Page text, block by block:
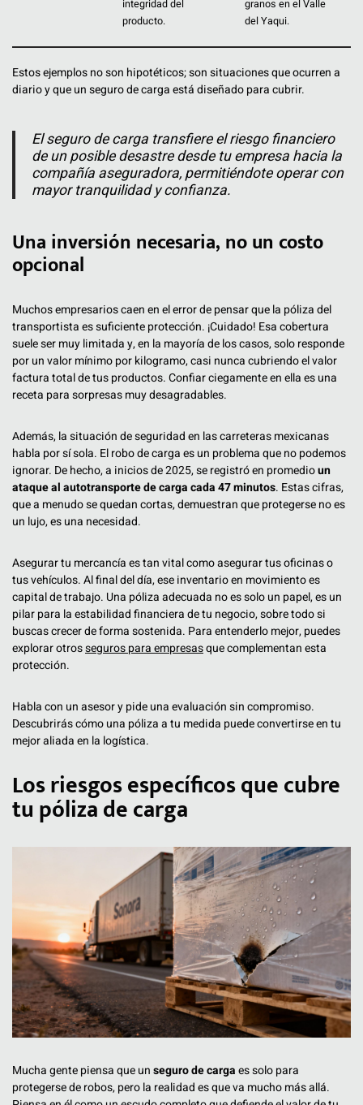
integridad del
producto.
granos en el Valle
del Yaqui.
Estos ejemplos no son hipotéticos; son situaciones que ocurren a
diario y que un seguro de carga está diseñado para cubrir.
El seguro de carga transfiere el riesgo financiero
de un posible desastre desde tu empresa hacia la
compañía aseguradora, permitiéndote operar con
mayor tranquilidad y confianza.
Una inversión necesaria, no un costo
opcional
Muchos empresarios caen en el error de pensar que la póliza del
transportista es suficiente protección. ¡Cuidado! Esa cobertura
suele ser muy limitada y, en la mayoría de los casos, solo responde
por un valor mínimo por kilogramo, casi nunca cubriendo el valor
factura total de tus productos. Confiar ciegamente en ella es una
receta para sorpresas muy desagradables.
Además, la situación de seguridad en las carreteras mexicanas
habla por sí sola. El robo de carga es un problema que no podemos
ignorar. De hecho, a inicios de 2025, se registró en promedioun
ataque al autotransporte de carga cada 47 minutos. Estas cifras,
que a menudo se quedan cortas, demuestran que protegerse no es
un lujo, es una necesidad.
Asegurar tu mercancía es tan vital como asegurar tus oficinas o
tus vehículos. Al final del día, ese inventario en movimiento es
capital de trabajo. Una póliza adecuada no es solo un papel, es un
pilar para la estabilidad financiera de tu negocio, sobre todo si
buscas crecer de forma sostenida. Para entenderlo mejor, puedes
explorar otrosseguros para empresasque complementan esta
protección.
Habla con un asesor y pide una evaluación sin compromiso.
Descubrirás cómo una póliza a tu medida puede convertirse en tu
mejor aliada en la logística.
Los riesgos específicos que cubre
tu póliza de carga
Mucha gente piensa que unseguro de cargaes solo para
protegerse de robos, pero la realidad es que va mucho más allá.